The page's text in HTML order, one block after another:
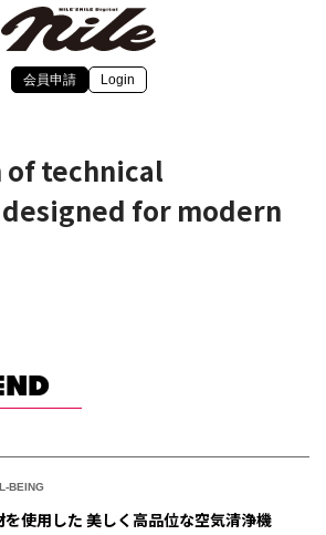
会員申請 Login
of technical
for modern
BEING
を使用した 美しく高品位な空気清浄機